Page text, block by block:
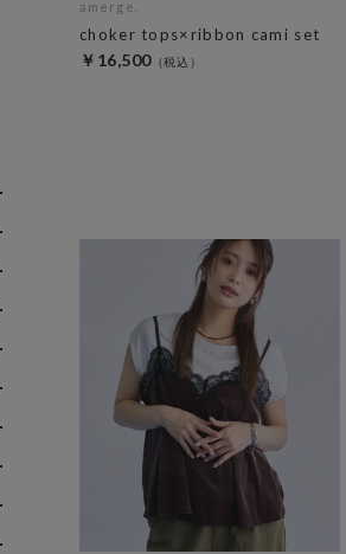
amerge.
choker tops×ribbon cami set
￥16,500